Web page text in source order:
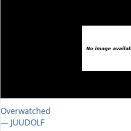
Overwatched
― JUUDOLF